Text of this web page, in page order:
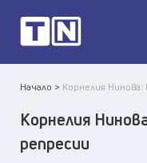
Начало > Корнелия
Корнелия
репресии